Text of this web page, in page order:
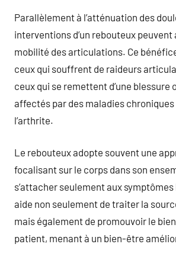
Parallèlement à l’atténuation des
interventions d’un rebouteux peuvent
mobilité des articulations. Ce
ceux qui souffrent de raideurs
ceux qui se remettent d’une blessure
affectés par des maladies
l’arthrite.
Le rebouteux adopte souvent une
focalisant sur le corps dans son
s’attacher seulement aux
aide non seulement de traiter la
mais également de promouvoir le
patient, menant à un bien-être